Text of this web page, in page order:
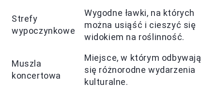
Strefy
wypoczynkowe
Wygodne ławki, na których
można usiąść i cieszyć się
widokiem na roślinność.
Muszla
koncertowa
Miejsce, w którym odbywają
się różnorodne wydarzenia
kulturalne.